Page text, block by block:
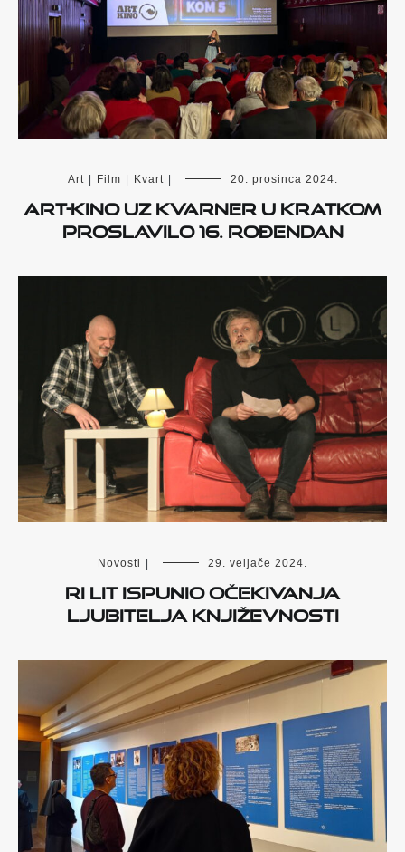
Art Film Kvart 20. prosinca 2024.
Art-kino uz Kvarner u kratkom
proslavilo 16. rođendan
Novosti 29. veljače 2024.
Ri Lit ispunio očekivanja
ljubitelja književnosti